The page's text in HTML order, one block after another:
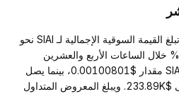
اعتبارًا من 6 أغسطس 2026، تبلغ القيمة السوقية الإجمالية لـ SIAI نحو
$--، ما يمثل تغيرًا بنسبة 0.00% خلال الساعات الأربع والعشرين
الماضية. ويبلغ السعر الحالي لـ SIAI مقدار $0.00100801، بينما يصل
حجم التداول خلال 24 ساعة إلى $233.89K. ويبلغ المعروض المتداول